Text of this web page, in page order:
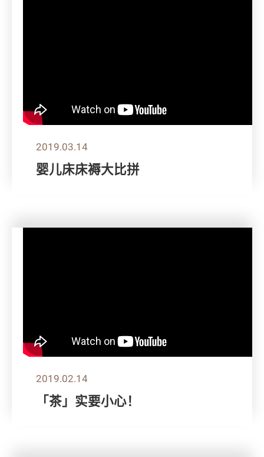
2019.03.14
婴儿床床褥大比拼
2019.02.14
「茶」实要小心！